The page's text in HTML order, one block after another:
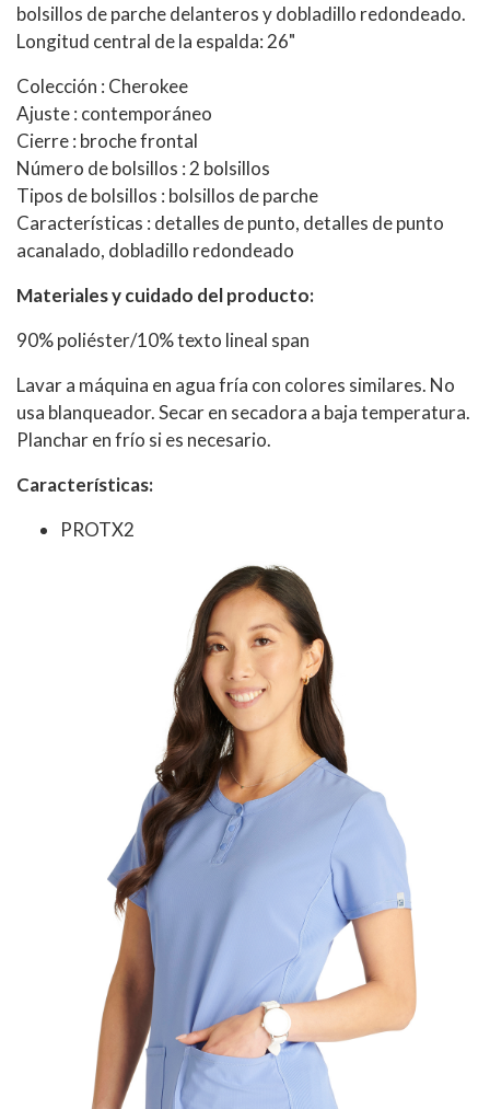
bolsillos de parche delanteros y dobladillo redondeado.
Longitud central de la espalda: 26"
Colección : Cherokee
Ajuste : contemporáneo
Cierre : broche frontal
Número de bolsillos : 2 bolsillos
Tipos de bolsillos : bolsillos de parche
Características : detalles de punto, detalles de punto
acanalado, dobladillo redondeado
Materiales y cuidado del producto:
90% poliéster/10% texto lineal span
Lavar a máquina en agua fría con colores similares. No
usa blanqueador. Secar en secadora a baja temperatura.
Planchar en frío si es necesario.
Características:
PROTX2